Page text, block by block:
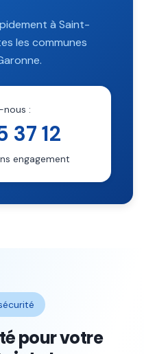
à Saint-
les communes
.
:
37 12
engagement
pour votre